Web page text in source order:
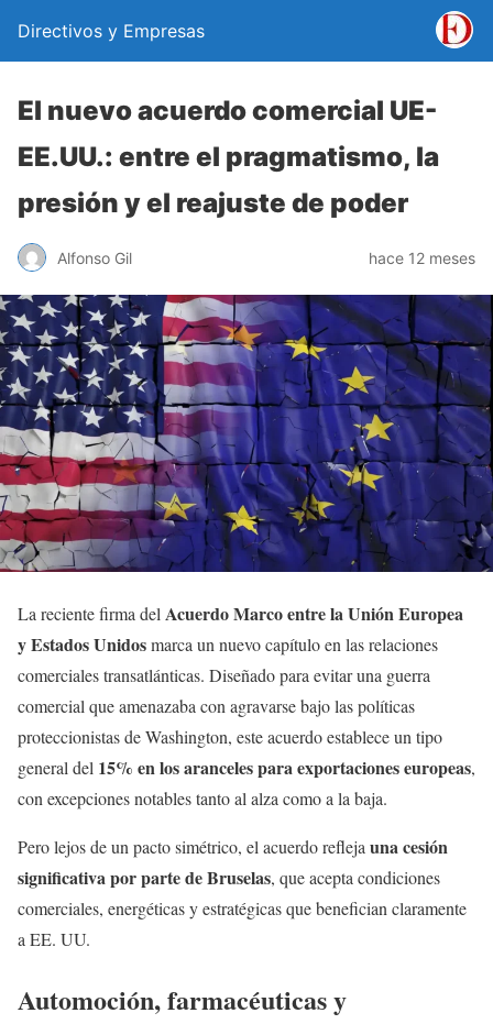
Directivos y Empresas
El nuevo acuerdo comercial UE-
EE.UU.: entre el pragmatismo, la
presión y el reajuste de poder
Alfonso Gil hace 12 meses
La reciente firma del Acuerdo Marco entre la Unión Europea
y Estados Unidosmarca un nuevo capítulo en las relaciones
comerciales transatlánticas. Diseñado para evitar una guerra
comercial que amenazaba con agravarse bajo las políticas
proteccionistas de Washington, este acuerdo establece un tipo
general del 15% en los aranceles para exportaciones europeas,
con excepciones notables tanto al alza como a la baja.
Pero lejos de un pacto simétrico, el acuerdo refleja una cesión
significativa por parte de Bruselas, que acepta condiciones
comerciales, energéticas y estratégicas que benefician claramente
a EE. UU.
Automoción, farmacéuticas y